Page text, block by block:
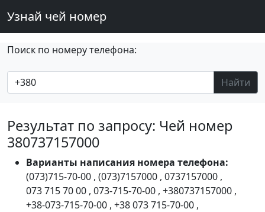
Узнай чей номер
Поиск по номеру телефона:
Найти
Результат по запросу: Чей номер
380737157000
Варианты написания номера телефона:
(073)715-70-00 , (073)7157000 , 0737157000 ,
073 715 70 00 , 073-715-70-00 , +380737157000 ,
+38-073-715-70-00 , +38 073 715-70-00 ,